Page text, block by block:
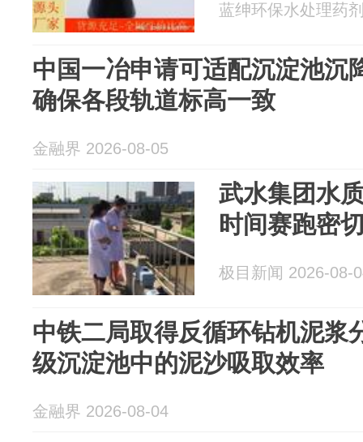
蓝绅环保水处理药
中国一冶申请可适配沉淀池沉
确保各段轨道标高一致
金融界 2026-08-05
武水集团水
时间赛跑密
极目新闻 2026-08-
中铁二局取得反循环钻机泥浆
级沉淀池中的泥沙吸取效率
金融界 2026-08-04